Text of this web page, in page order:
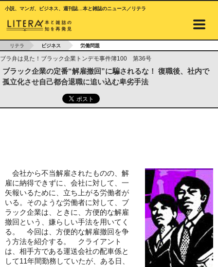
小説、マンガ、ビジネス、週刊誌…本と雑誌のニュース／リテラ
リテラ ビジネス 労働問題
ブラ弁は見た！ブラック企業トンデモ事件簿100 第36号
ブラック企業の定番“解雇撤回”に騙されるな！ 復職後、社内で
孤立化させ自己都合退職に追い込む卑劣手法
会社から不当解雇されたものの、解
雇に納得できずに、会社に対して、一
矢報いるために、立ち上がる労働者が
いる。そのような労働者に対して、ブ
ラック企業は、ときに、方便的な解雇
撤回という、嫌らしい手法を用いてく
る。 今回は、方便的な解雇撤回を争
う方法を紹介する。 クライアント
は、相手方である運送会社の配車係と
して11年間勤務していたが、ある日、